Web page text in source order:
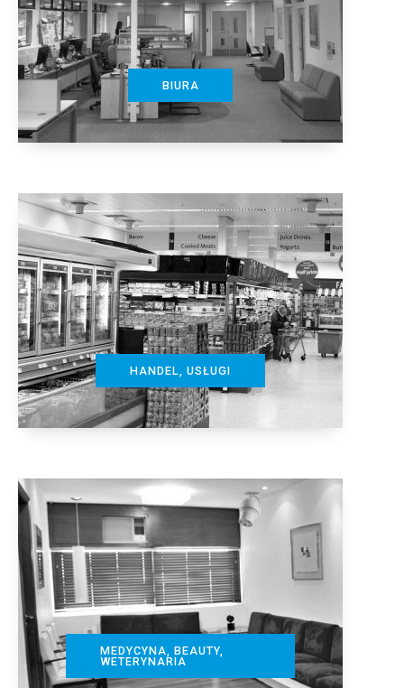
BIURA
HANDEL, USŁUGI
MEDYCYNA, BEAUTY,
WETERYNARIA